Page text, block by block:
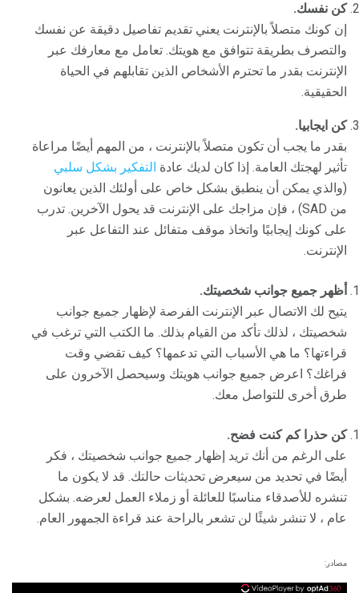
كن نفسك.
إن كونك متصلاً بالإنترنت يعني تقديم تفاصيل دقيقة عن نفسك
والتصرف بطريقة تتوافق مع هويتك. تعامل مع معارفك عبر
الإنترنت بقدر ما تحترم الأشخاص الذين تقابلهم في الحياة
الحقيقية.
كن ايجابيا.
بقدر ما يجب أن تكون متصلاً بالإنترنت ، من المهم أيضًا مراعاة
تأثير لهجتك العامة. إذا كان لديك عادة التفكير بشكل سلبي
(والذي يمكن أن ينطبق بشكل خاص على أولئك الذين يعانون
من SAD) ، فإن مزاجك على الإنترنت قد يحول الآخرين. تدرب
على كونك إيجابيًا واتخاذ موقف متفائل عند التفاعل عبر
الإنترنت.
أظهر جميع جوانب شخصيتك.
يتيح لك الاتصال عبر الإنترنت الفرصة لإظهار جميع جوانب
شخصيتك ، لذلك تأكد من القيام بذلك. ما الكتب التي ترغب في
قراءتها؟ ما هي الأسباب التي تدعمها؟ كيف تقضي وقت
فراغك؟ اعرض جميع جوانب هويتك وسيحصل الآخرون على
طرق أخرى للتواصل معك.
كن حذرا كم كنت فضح.
على الرغم من أنك تريد إظهار جميع جوانب شخصيتك ، فكر
أيضًا في تحديد من سيعرض تحديثات حالتك. قد لا يكون ما
تنشره للأصدقاء مناسبًا للعائلة أو زملاء العمل لعرضه. بشكل
عام ، لا تنشر شيئًا لن تشعر بالراحة عند قراءة الجمهور العام.
مصادر: